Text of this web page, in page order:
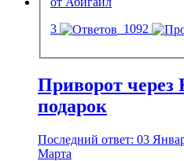
3
1092
Приворот через
подарок
Последний ответ: 03
Марта